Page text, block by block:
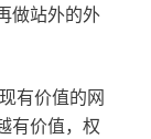
做站外的外
有价值的网
有价值，权